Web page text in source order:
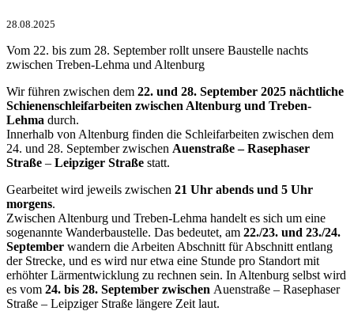
28.08.2025
Vom 22. bis zum 28. September rollt unsere Baustelle nachts
zwischen Treben-Lehma und Altenburg
Wir führen zwischen dem 22. und 28. September 2025 nächtliche
Schienenschleifarbeiten zwischen Altenburg und Treben-
Lehma durch.
Innerhalb von Altenburg finden die Schleifarbeiten zwischen dem
24. und 28. September zwischen Auenstraße – Rasephaser
Straße – Leipziger Straße statt.
Gearbeitet wird jeweils zwischen 21 Uhr abends und 5 Uhr
morgens.
Zwischen Altenburg und Treben-Lehma handelt es sich um eine
sogenannte Wanderbaustelle. Das bedeutet, am 22./23. und 23./24.
September wandern die Arbeiten Abschnitt für Abschnitt entlang
der Strecke, und es wird nur etwa eine Stunde pro Standort mit
erhöhter Lärmentwicklung zu rechnen sein. In Altenburg selbst wird
es vom 24. bis 28. September zwischen Auenstraße – Rasephaser
Straße – Leipziger Straße längere Zeit laut.